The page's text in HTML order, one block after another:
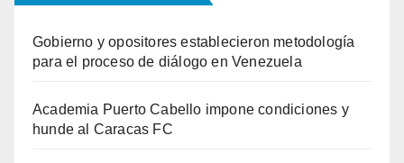
Gobierno y opositores establecieron metodología
para el proceso de diálogo en Venezuela
Academia Puerto Cabello impone condiciones y
hunde al Caracas FC